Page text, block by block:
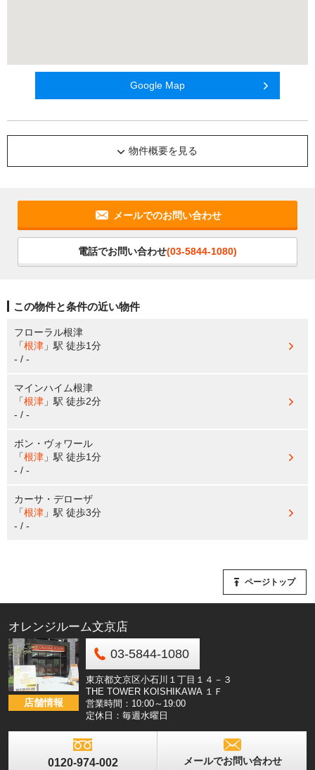
Google Map
物件概要を見る
メールでのお問い合わせ
電話でお問い合わせ(03-5844-1080)
この物件と条件の近い物件
フローラル根津
「根津 」駅 徒歩1分
- / -
マインハイム根津
「根津 」駅 徒歩2分
- / -
ボン・ヴォワール
「根津 」駅 徒歩1分
- / -
カーサ・デローザ
「根津 」駅 徒歩3分
- / -
ページトップ
オレンジルーム文京店
店舗情報
03-5844-1080
東京都文京区小石川１丁目１４－３
THE TOWER KOISHIKAWA １Ｆ
営業時間：10:00～19:00
定休日：毎週水曜日
0120-974-002 メールでお問い合わせ